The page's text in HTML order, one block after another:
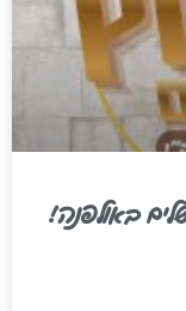
באולפנה!